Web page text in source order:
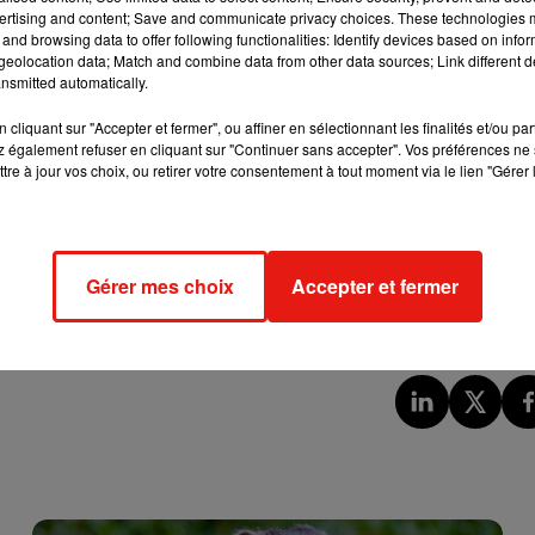
Belgique. Le rappel, à deux semaines de Pâques, porte sur des
quatre et par six) et
Schoko-Bons avec des dates de péremption comprises entre
de péremption comprises entre fin avril et fin août et enfin
133g, Seau 198g, avec des dates de péremption à fin
et de contacter son équipe d'assistanceaux
.
and content; Save and communicate privacy choices. These technologies
browsing data to offer following functionalities: Identify devices based on
data; Match and combine data from other data sources; Link different
automatically.
cliquant sur "Accepter et fermer", ou affiner en sélectionnant les finalités et/ou
également refuser en cliquant sur "Continuer sans accepter". Vos préférences
à jour vos choix, ou retirer votre consentement à tout moment via le lien
Gérer mes choix Accepter et fermer